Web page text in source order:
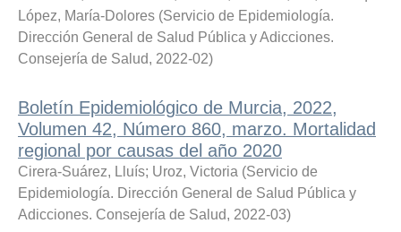
López, María-Dolores (Servicio de Epidemiología.
Dirección General de Salud Pública y Adicciones.
Consejería de Salud, 2022-02)
Boletín Epidemiológico de Murcia, 2022,
Volumen 42, Número 860, marzo. Mortalidad
regional por causas del año 2020
Cirera-Suárez, Lluís; Uroz, Victoria (Servicio de
Epidemiología. Dirección General de Salud Pública y
Adicciones. Consejería de Salud, 2022-03)